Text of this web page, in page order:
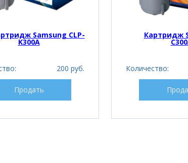
Samsung CLP-
K300A
200 руб.
Продать
Картридж
Количество: